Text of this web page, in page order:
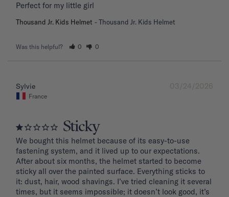
Perfect for my little girl
Thousand Jr. Kids Helmet Thousand Jr. Kids Helmet
Was this helpful? 0 0
03/24/2026
Sylvie
France
Sticky
We bought this helmet because of its easy-to-use
fastening system, and it lived up to our expectations.
After about six months, the helmet started to become
sticky all over the painted surface. Everything sticks to
it: dust, hair, wood shavings. I’ve tried cleaning it several
times, but it seems impossible; it doesn’t look good, it’s